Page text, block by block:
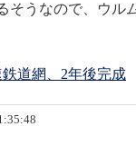
そうなので、ウル
道網、2年後完成